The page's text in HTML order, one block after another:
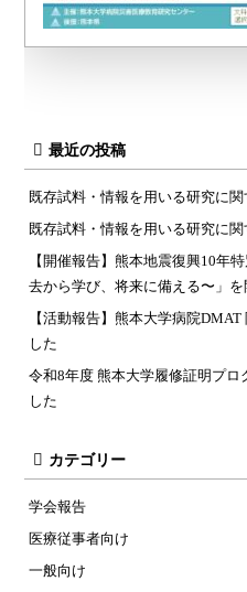
最近の投稿
既存試料・情報を用いる研究に
既存試料・情報を用いる研究に
【開催報告】熊本地震復興10年
去から学び、将来に備える〜」
【活動報告】熊本大学病院
した
令和8年度 熊本大学履修証明プロ
した
カテゴリー
学会報告
医療従事者向け
一般向け